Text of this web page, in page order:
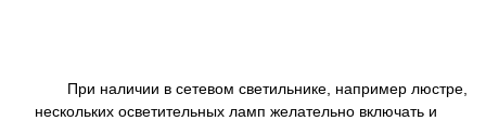
При наличии в сетевом светильнике, например люстре,
нескольких осветительных ламп желательно включать и